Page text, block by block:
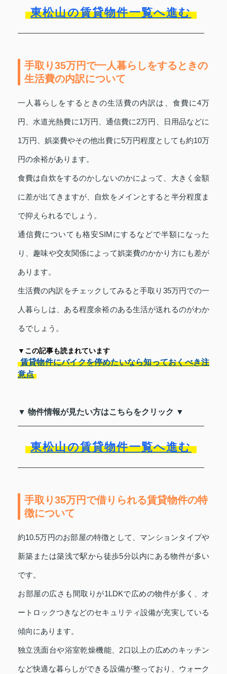
東松山の賃貸物件一覧へ進む
手取り35万円で一人暮らしをするときの
生活費の内訳について
一人暮らしをするときの生活費の内訳は、食費に4万
円、水道光熱費に1万円、通信費に2万円、日用品などに
1万円、娯楽費やその他出費に5万円程度としても約10万
円の余裕があります。
食費は自炊をするのかしないのかによって、大きく金額
に差が出てきますが、自炊をメインとすると半分程度ま
で抑えられるでしょう。
通信費についても格安SIMにするなどで半額になった
り、趣味や交友関係によって娯楽費のかかり方にも差が
あります。
生活費の内訳をチェックしてみると手取り35万円での一
人暮らしは、ある程度余裕のある生活が送れるのがわか
るでしょう。
▼この記事も読まれています
賃貸物件にバイクを停めたいなら知っておくべき注
意点
▼ 物件情報が見たい方はこちらをクリック ▼
東松山の賃貸物件一覧へ進む
手取り35万円で借りられる賃貸物件の特
徴について
約10.5万円のお部屋の特徴として、マンションタイプや
新築または築浅で駅から徒歩5分以内にある物件が多い
です。
お部屋の広さも間取りが1LDKで広めの物件が多く、オ
ートロックつきなどのセキュリティ設備が充実している
傾向にあります。
独立洗面台や浴室乾燥機能、2口以上の広めのキッチン
など快適な暮らしができる設備が整っており、ウォーク